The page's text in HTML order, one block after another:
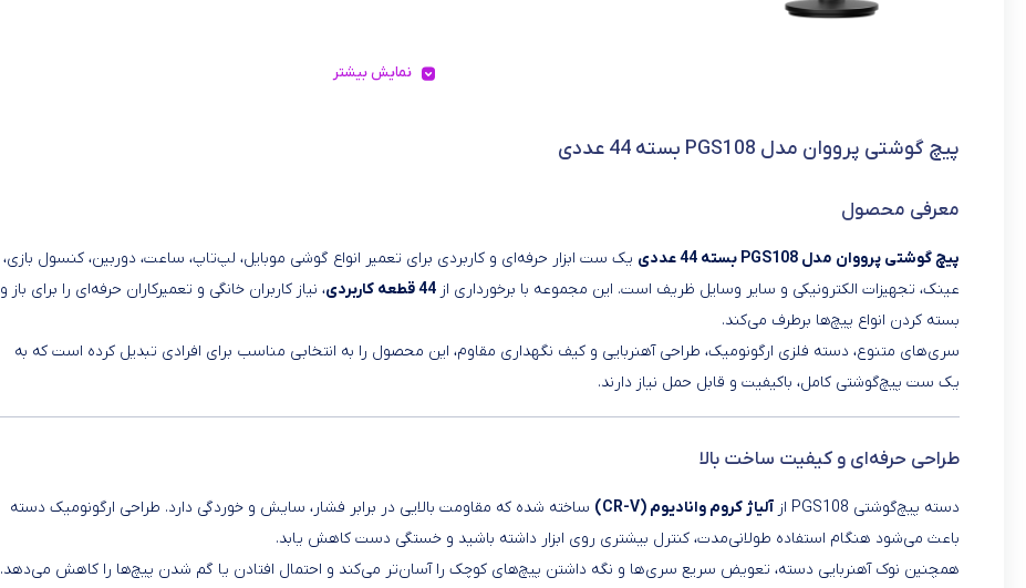
نمایش بیشتر
پیچ گوشتی پرووان مدل PGS108 بسته 44 عددی
معرفی محصول
پیچ گوشتی پرووان مدل PGS108 بسته 44 عددی
یک ست ابزار حرفه‌ای و کاربردی برای تعمیر انواع گوشی موبایل، لپ‌تاپ، ساعت، دوربین، کنسول بازی،
عینک، تجهیزات الکترونیکی و سایر وسایل ظریف است. این مجموعه با برخورداری از 44 قطعه کاربردی
، نیاز کاربران خانگی و تعمیرکاران حرفه‌ای را برای باز و
بسته کردن انواع پیچ‌ها برطرف می‌کند.
سری‌های متنوع، دسته فلزی ارگونومیک، طراحی آهنربایی و کیف نگهداری مقاوم، این محصول را به انتخابی مناسب برای افرادی تبدیل کرده است که به
یک ست پیچ‌گوشتی کامل، باکیفیت و قابل حمل نیاز دارند.
طراحی حرفه‌ای و کیفیت ساخت بالا
دسته پیچ‌گوشتی PGS108 از آلیاژ کروم وانادیوم (CR-V)
ساخته شده که مقاومت بالایی در برابر فشار، سایش و خوردگی دارد. طراحی ارگونومیک دسته
باعث می‌شود هنگام استفاده طولانی‌مدت، کنترل بیشتری روی ابزار داشته باشید و خستگی دست کاهش یابد.
همچنین نوک آهنربایی دسته، تعویض سریع سری‌ها و نگه داشتن پیچ‌های کوچک را آسان‌تر می‌کند و احتمال افتادن یا گم شدن پیچ‌ها را کاهش می‌دهد.